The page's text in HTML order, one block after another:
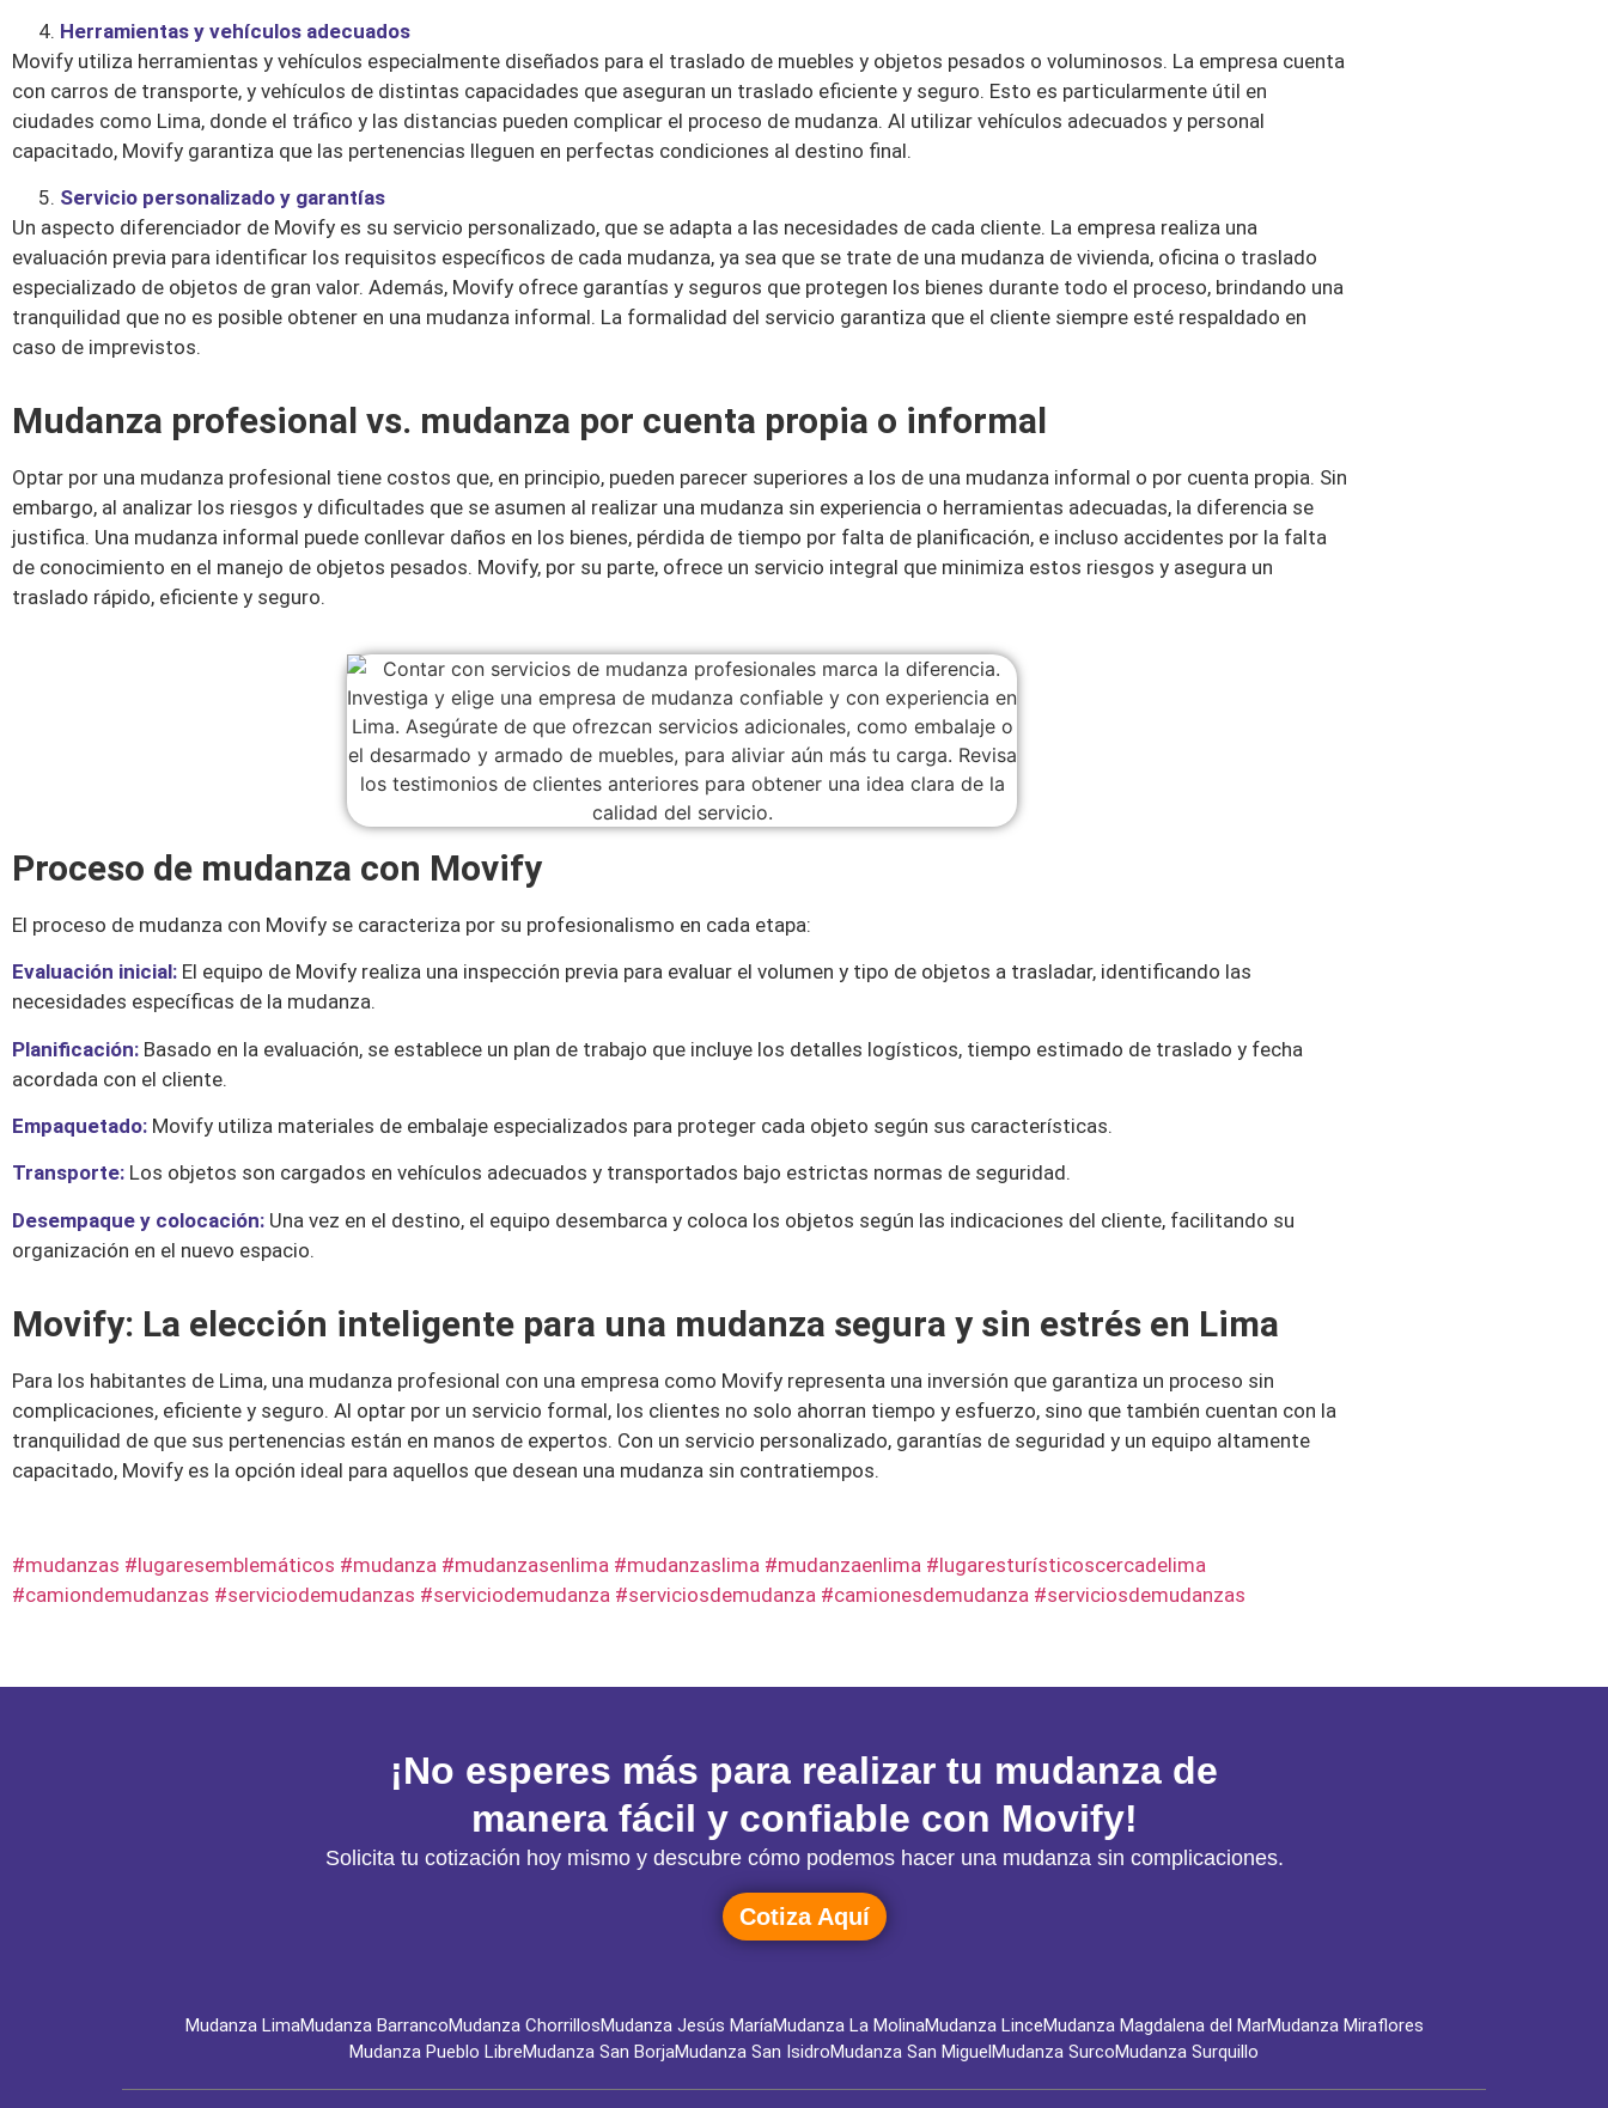
Herramientas y vehículos adecuados
Movify utiliza herramientas y vehículos especialmente diseñados para el traslado de muebles y objetos pesados o voluminosos. La empresa cuenta
con carros de transporte, y vehículos de distintas capacidades que aseguran un traslado eficiente y seguro. Esto es particularmente útil en
ciudades como Lima, donde el tráfico y las distancias pueden complicar el proceso de mudanza. Al utilizar vehículos adecuados y personal
capacitado, Movify garantiza que las pertenencias lleguen en perfectas condiciones al destino final.
Servicio personalizado y garantías
Un aspecto diferenciador de Movify es su servicio personalizado, que se adapta a las necesidades de cada cliente. La empresa realiza una
evaluación previa para identificar los requisitos específicos de cada mudanza, ya sea que se trate de una mudanza de vivienda, oficina o traslado
especializado de objetos de gran valor. Además, Movify ofrece garantías y seguros que protegen los bienes durante todo el proceso, brindando una
tranquilidad que no es posible obtener en una mudanza informal. La formalidad del servicio garantiza que el cliente siempre esté respaldado en
caso de imprevistos.
Mudanza profesional vs. mudanza por cuenta propia o informal
Optar por una mudanza profesional tiene costos que, en principio, pueden parecer superiores a los de una mudanza informal o por cuenta propia. Sin
embargo, al analizar los riesgos y dificultades que se asumen al realizar una mudanza sin experiencia o herramientas adecuadas, la diferencia se
justifica. Una mudanza informal puede conllevar daños en los bienes, pérdida de tiempo por falta de planificación, e incluso accidentes por la falta
de conocimiento en el manejo de objetos pesados. Movify, por su parte, ofrece un servicio integral que minimiza estos riesgos y asegura un
traslado rápido, eficiente y seguro.
Proceso de mudanza con Movify
El proceso de mudanza con Movify se caracteriza por su profesionalismo en cada etapa:
Evaluación inicial: El equipo de Movify realiza una inspección previa para evaluar el volumen y tipo de objetos a trasladar, identificando las
necesidades específicas de la mudanza.
Planificación: Basado en la evaluación, se establece un plan de trabajo que incluye los detalles logísticos, tiempo estimado de traslado y fecha
acordada con el cliente.
Empaquetado: Movify utiliza materiales de embalaje especializados para proteger cada objeto según sus características.
Transporte: Los objetos son cargados en vehículos adecuados y transportados bajo estrictas normas de seguridad.
Desempaque y colocación: Una vez en el destino, el equipo desembarca y coloca los objetos según las indicaciones del cliente, facilitando su
organización en el nuevo espacio.
Movify: La elección inteligente para una mudanza segura y sin estrés en Lima
Para los habitantes de Lima, una mudanza profesional con una empresa como Movify representa una inversión que garantiza un proceso sin
complicaciones, eficiente y seguro. Al optar por un servicio formal, los clientes no solo ahorran tiempo y esfuerzo, sino que también cuentan con la
tranquilidad de que sus pertenencias están en manos de expertos. Con un servicio personalizado, garantías de seguridad y un equipo altamente
capacitado, Movify es la opción ideal para aquellos que desean una mudanza sin contratiempos.
#mudanzas #lugaresemblemáticos #mudanza #mudanzasenlima #mudanzaslima #mudanzaenlima #lugaresturísticoscercadelima
#camiondemudanzas #serviciodemudanzas #serviciodemudanza #serviciosdemudanza #camionesdemudanza #serviciosdemudanzas
¡No esperes más para realizar tu mudanza de
manera fácil y confiable con Movify!
Solicita tu cotización hoy mismo y descubre cómo podemos hacer una mudanza sin complicaciones.
Cotiza Aquí
Mudanza LimaMudanza BarrancoMudanza ChorrillosMudanza Jesús MaríaMudanza La MolinaMudanza LinceMudanza Magdalena del MarMudanza Miraflores
Mudanza Pueblo LibreMudanza San BorjaMudanza San IsidroMudanza San MiguelMudanza SurcoMudanza Surquillo